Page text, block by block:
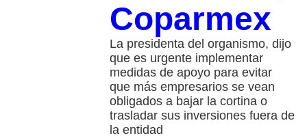
Coparmex
La presidenta del organismo, dijo
que es urgente implementar
medidas de apoyo para evitar
que más empresarios se vean
obligados a bajar la cortina o
trasladar sus inversiones fuera de
la entidad